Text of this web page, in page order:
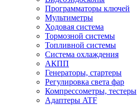
Программаторы ключей
Мультиметры
Ходовая система
Тормозной системы
Топливной системы
Система охлаждения
АКПП
Генераторы, стартеры
Регулировка света фар
Компрессометры, тестеры
Адаптеры ATF